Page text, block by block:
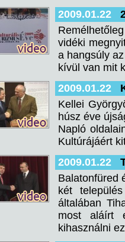
2009.01.22
vidéki
a hangsúly
kívül van mit
2009.01.22
Kellei
húsz éve
Napló
Kultúrájáért
2009.01.22
Balatonfüred
két
általában
most aláírt
kihasználni